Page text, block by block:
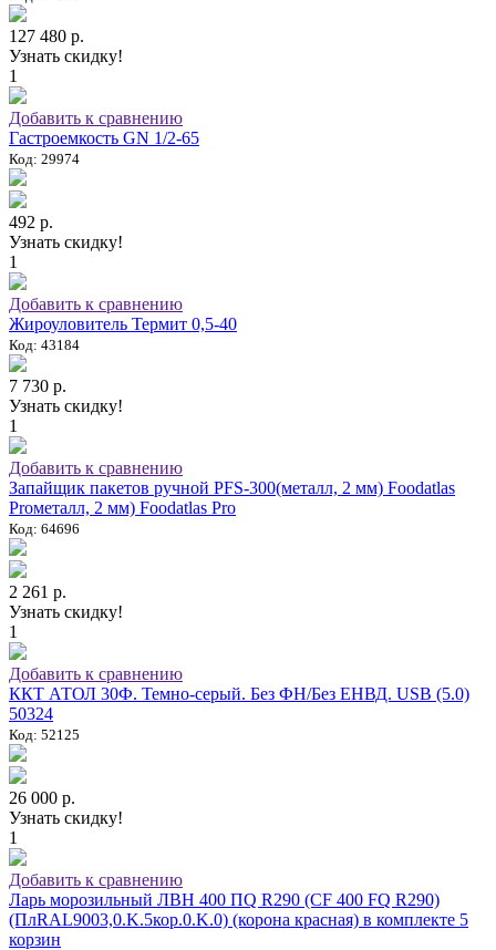
127 480 р.
Узнать скидку!
1
Добавить к сравнению
Гастроемкость GN 1/2-65
Код: 29974
492 р.
Узнать скидку!
1
Добавить к сравнению
Жироуловитель Термит 0,5-40
Код: 43184
7 730 р.
Узнать скидку!
1
Добавить к сравнению
Запайщик пакетов ручной PFS-300(металл, 2 мм) Foodatlas
Proметалл, 2 мм) Foodatlas Pro
Код: 64696
2 261 р.
Узнать скидку!
1
Добавить к сравнению
ККТ АТОЛ 30Ф. Темно-серый. Без ФН/Без ЕНВД. USB (5.0)
50324
Код: 52125
26 000 р.
Узнать скидку!
1
Добавить к сравнению
Ларь морозильный ЛВН 400 ПQ R290 (СF 400 FQ R290)
(ПлRAL9003,0.K.5кор.0.K.0) (корона красная) в комплекте 5
корзин